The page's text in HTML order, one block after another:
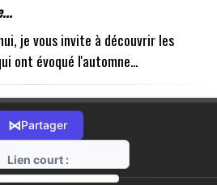
je vous invite à découvrir les
ont évoqué l'automne...
⋈Partager
Lien court :